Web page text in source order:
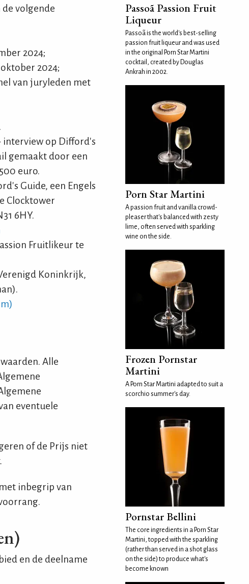
volgende
2024;
2024;
van juryleden met
interview op Difford's
gemaakt door een
euro.
Guide, een Engels
Clocktower
6HY.
Fruitlikeur te
Koninkrijk,
Alle
eventuele
of de Prijs niet
inbegrip van
en de deelname
Passoã Passion Fruit
Liqueur
Passoã is the world's best-selling
passion fruit liqueur and was used
in the original Porn Star Martini
cocktail, created by Douglas
Ankrah in 2002.
Porn Star Martini
A passion fruit and vanilla crowd-
pleaser that's balanced with zesty
lime, often served with sparkling
wine on the side.
Frozen Pornstar
Martini
A Porn Star Martini adapted to suit a
scorchio summer's day.
Pornstar Bellini
The core ingredients in a Porn Star
Martini, topped with the sparkling
(rather than served in a shot glass
on the side) to produce what's
become known